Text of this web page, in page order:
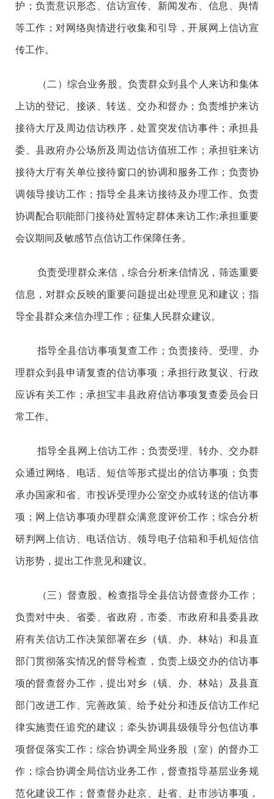
护；负责意识形态、信访宣传、新闻发布、信息、舆情
等工作；对网络舆情进行收集和引导，开展网上信访宣
传工作。
（二）综合业务股。负责群众到县个人来访和集体
上访的登记、接谈、转送、交办和督办；负责维护来访
接待大厅及周边信访秩序，处置突发信访事件；承担县
委、县政府办公场所及周边信访值班工作；承担驻来访
接待大厅有关单位接待窗口的协调和服务工作；负责协
调领导接访工作；指导全县来访接待及办理工作。负责
协调配合职能部门接待处置特定群体来访工作;承担重要
会议期间及敏感节点信访工作保障任务。
负责受理群众来信，综合分析来信情况，筛选重要
信息，对群众反映的重要问题提出处理意见和建议；指
导全县群众来信办理工作；征集人民群众建议。
指导全县信访事项复查工作；负责接待、受理、办
理群众到县申请复查的信访事项；承担行政复议、行政
应诉有关工作；承担宝丰县政府信访事项复查委员会日
常工作。
指导全县网上信访工作；负责受理、转办、交办群
众通过网络、电话、短信等形式提出的信访事项；负责
承办国家和省、市投诉受理办公室交办或转送的信访事
项；网上信访事项办理群众满意度评价工作；综合分析
研判网上信访、电话信访、领导电子信箱和手机短信信
访形势，提出工作意见和建议。
（三）督查股。检查指导全县信访督查督办工作；
负责对中央、省委、省政府，市委、市政府和县委县政
府有关信访工作决策部署在乡（镇、办、林站）和县直
部门贯彻落实情况的督导检查，负责上级交办的信访事
项的督查督办工作，提出对乡（镇、办、林站）及县直
部门改进工作、完善政策、给予处分和违反信访工作纪
律实施责任追究的建议；牵头协调县级领导分包信访事
项督促落实工作；综合协调全局业务股（室）的督办工
作；综合协调全局信访业务工作，督查指导基层业务规
范化建设工作；督查督办赴京、赴省、赴市涉访事项，